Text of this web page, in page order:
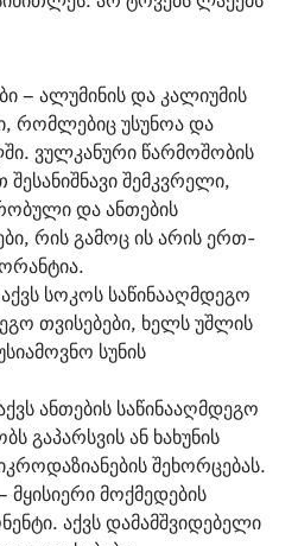
– ალუმინის და კალიუმის
რომლებიც უსუნოა და
ვულკანური წარმოშობის
შესანიშნავი შემკვრელი,
და ანთების
რის გამოც ის არის ერთ-
აქვს სოკოს საწინააღმდეგო
თვისებები, ხელს უშლის
სუნის
ანთების საწინააღმდეგო
გაპარსვის ან ხახუნის
შეხორცებას.
მყისიერი მოქმედების
აქვს დამამშვიდებელი